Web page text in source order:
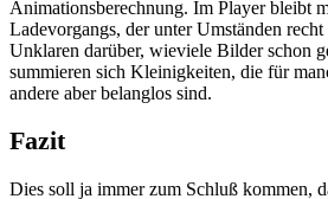
Animationsberechnung. Im Player bleibt
Ladevorgangs, der unter Umständen
Unklaren darüber, wieviele Bilder schon
summieren sich Kleinigkeiten, die für
andere aber belanglos sind.
Fazit
Dies soll ja immer zum Schluß kommen,